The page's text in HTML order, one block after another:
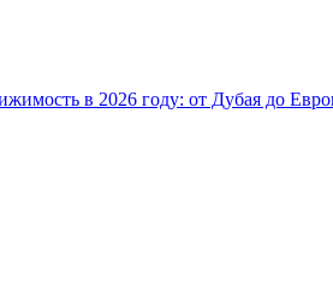
в 2026 году: от Дубая до